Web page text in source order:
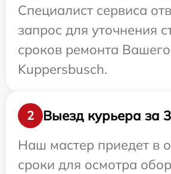
Специалист сервиса
запрос для уточнения
сроков ремонта Вашего
Kuppersbusch.
2
Выезд курьера за
Наш мастер приедет в
сроки для осмотра